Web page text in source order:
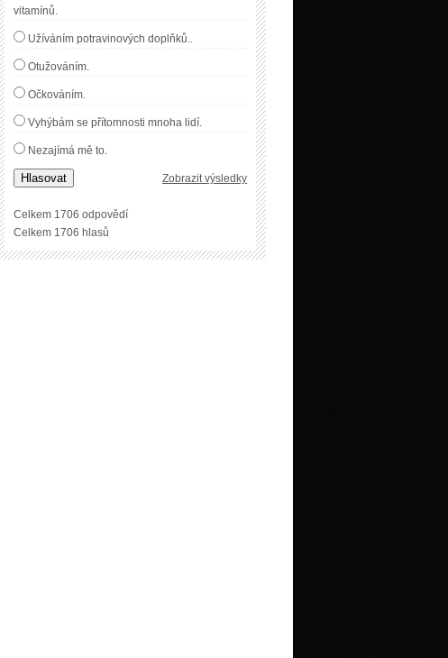
vitamínů.
Užíváním potravinových doplňků..
Otužováním.
Očkováním.
Vyhýbám se přítomnosti mnoha lidí.
Nezajímá mě to.
Hlasovat Zobrazit výsledky
Celkem 1706 odpovědí
Celkem 1706 hlasů